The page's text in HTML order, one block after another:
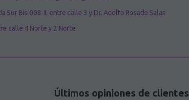
Sur Bis 008-II, entre calle 3 y Dr. Adolfo Rosado Salas
calle 4 Norte y 2 Norte
Últimos opiniones de clientes